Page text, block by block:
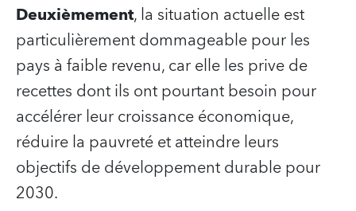
Deuxièmement, la situation actuelle est
particulièrement dommageable pour les
pays à faible revenu, car elle les prive de
recettes dont ils ont pourtant besoin pour
accélérer leur croissance économique,
réduire la pauvreté et atteindre leurs
objectifs de développement durable pour
2030.